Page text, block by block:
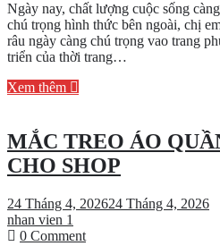
treo
trưng
bày
bikini
Ngày nay, chất lượng cuộc sống
chú trọng hình thức bên ngoài, chị
râu ngày càng chú trọng vao trang
triển của thời trang…
Xem thêm
MẮC TREO ÁO
CHO SHOP
24 Tháng 4, 202624 Tháng 4, 2026
nhan vien 1
0 Commenton